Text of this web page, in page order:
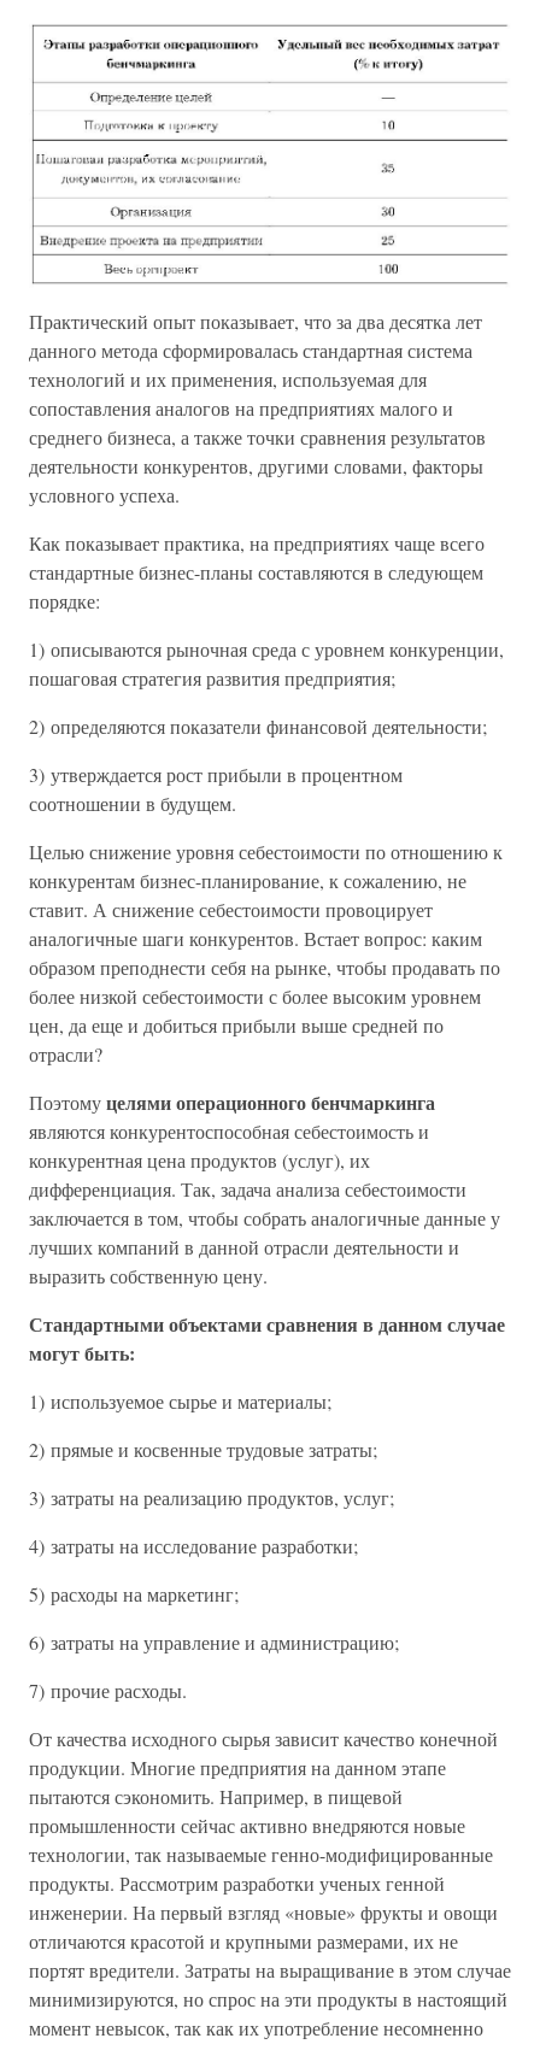
Практический опыт показывает, что за два десятка лет
данного метода сформировалась стандартная система
технологий и их применения, используемая для
сопоставления аналогов на предприятиях малого и
среднего бизнеса, а также точки сравнения результатов
деятельности конкурентов, другими словами, факторы
условного успеха.
Как показывает практика, на предприятиях чаще всего
стандартные бизнес-планы составляются в следующем
порядке:
1) описываются рыночная среда с уровнем конкуренции,
пошаговая стратегия развития предприятия;
2) определяются показатели финансовой деятельности;
3) утверждается рост прибыли в процентном
соотношении в будущем.
Целью снижение уровня себестоимости по отношению к
конкурентам бизнес-планирование, к сожалению, не
ставит. А снижение себестоимости провоцирует
аналогичные шаги конкурентов. Встает вопрос: каким
образом преподнести себя на рынке, чтобы продавать по
более низкой себестоимости с более высоким уровнем
цен, да еще и добиться прибыли выше средней по
отрасли?
Поэтомуцелями операционного бенчмаркинга
являются конкурентоспособная себестоимость и
конкурентная цена продуктов (услуг), их
дифференциация. Так, задача анализа себестоимости
заключается в том, чтобы собрать аналогичные данные у
лучших компаний в данной отрасли деятельности и
выразить собственную цену.
Стандартными объектами сравнения в данном случае
могут быть:
1) используемое сырье и материалы;
2) прямые и косвенные трудовые затраты;
3) затраты на реализацию продуктов, услуг;
4) затраты на исследование разработки;
5) расходы на маркетинг;
6) затраты на управление и администрацию;
7) прочие расходы.
От качества исходного сырья зависит качество конечной
продукции. Многие предприятия на данном этапе
пытаются сэкономить. Например, в пищевой
промышленности сейчас активно внедряются новые
технологии, так называемые генно-модифицированные
продукты. Рассмотрим разработки ученых генной
инженерии. На первый взгляд «новые» фрукты и овощи
отличаются красотой и крупными размерами, их не
портят вредители. Затраты на выращивание в этом случае
минимизируются, но спрос на эти продукты в настоящий
момент невысок, так как их употребление несомненно